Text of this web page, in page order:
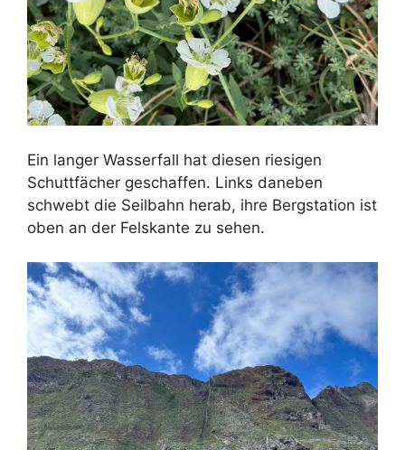
Ein langer Wasserfall hat diesen riesigen
Schuttfächer geschaffen. Links daneben
schwebt die Seilbahn herab, ihre Bergstation ist
oben an der Felskante zu sehen.